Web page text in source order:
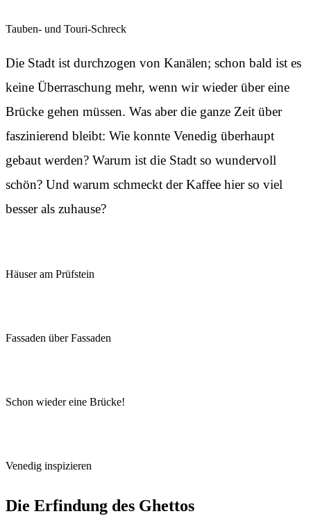
Tauben- und Touri-Schreck
Die Stadt ist durchzogen von Kanälen; schon bald ist es
keine Überraschung mehr, wenn wir wieder über eine
Brücke gehen müssen. Was aber die ganze Zeit über
faszinierend bleibt: Wie konnte Venedig überhaupt
gebaut werden? Warum ist die Stadt so wundervoll
schön? Und warum schmeckt der Kaffee hier so viel
besser als zuhause?
Häuser am Prüfstein
Fassaden über Fassaden
Schon wieder eine Brücke!
Venedig inspizieren
Die Erfindung des Ghettos